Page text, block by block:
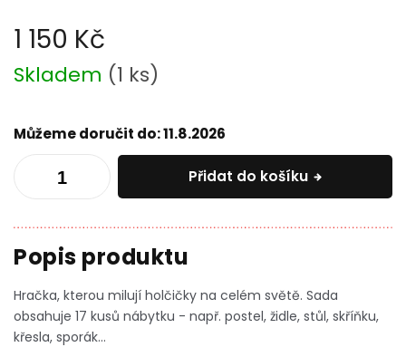
1 150 Kč
Měrná
cena:
Skladem (1 ks)
Můžeme doručit do:11.8.2026
Přidat do košíku
Hračka, kterou milují holčičky na celém světě. Sada
obsahuje 17 kusů nábytku - např. postel, židle, stůl, skříňku,
křesla, sporák...